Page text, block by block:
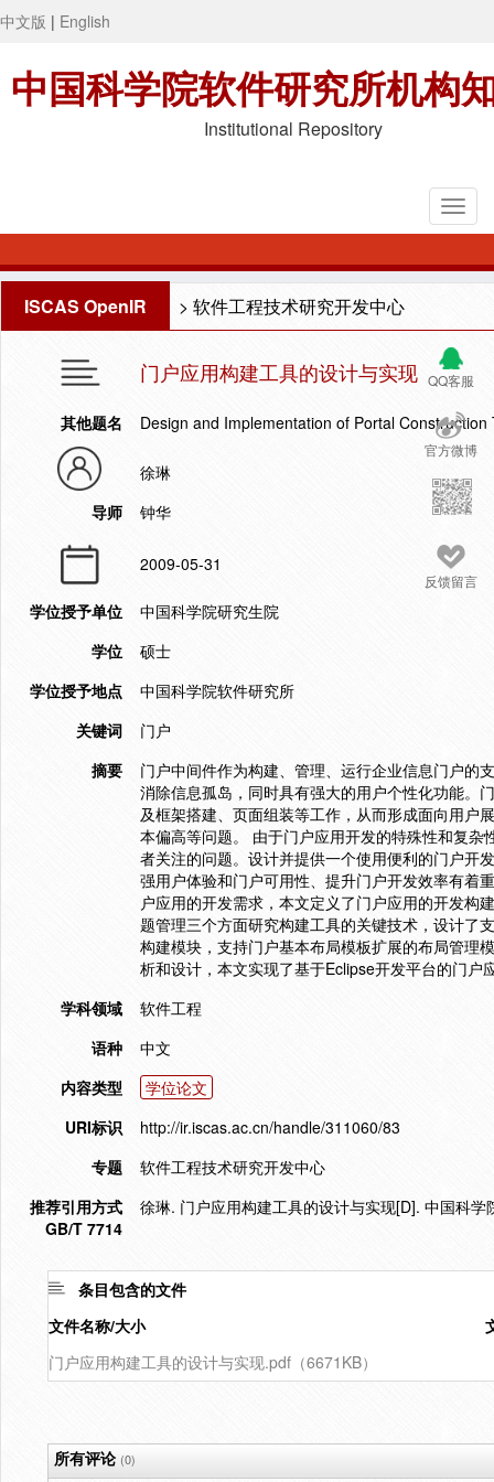
中文版 | English
中国科学院软件研究所机构
Institutional Repository
ISCAS OpenIR > 软件工程技术研究开发中心
QQ客服
官方微博
反馈留言
门户应用构建工具的设计与实现
其他题名 Design and Implementation of Portal Construction
徐琳
导师
钟华
2009-05-31
学位授予单位
中国科学院研究生院
学位
硕士
学位授予地点
中国科学院软件研究所
关键词
门户
摘要
门户中间件作为构建、管理、运行企业信息门户的
消除信息孤岛，同时具有强大的用户个性化功能。
及框架搭建、页面组装等工作，从而形成面向用户
本偏高等问题。 由于门户应用开发的特殊性和复
者关注的问题。设计并提供一个使用便利的门户开
强用户体验和门户可用性、提升门户开发效率有着
户应用的开发需求，本文定义了门户应用的开发构
题管理三个方面研究构建工具的关键技术，设计了
构建模块，支持门户基本布局模板扩展的布局管理
析和设计，本文实现了基于Eclipse开发平台的门
学科领域
软件工程
语种
中文
内容类型
学位论文
URI标识
http://ir.iscas.ac.cn/handle/311060/83
专题
软件工程技术研究开发中心
推荐引用方式
GB/T 7714
徐琳. 门户应用构建工具的设计与实现[D]. 中国科
条目包含的文件
文件名称/大小
门户应用构建工具的设计与实现.pdf（6671KB）
所有评论(0)